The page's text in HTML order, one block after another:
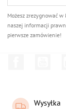
Możesz zrezygnować
naszej informacji
pierwsze zamówienie!
Wysyłka